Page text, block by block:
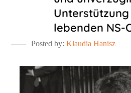
lebenden NS-
Posted by:Klaudia Hanisz